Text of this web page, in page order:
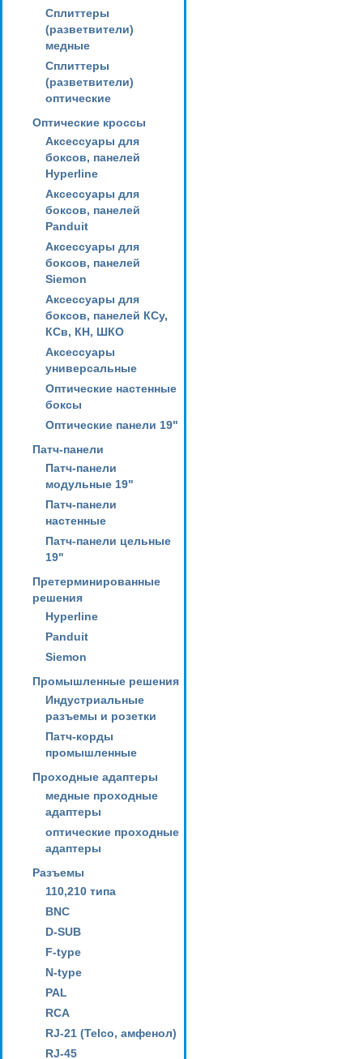
Сплиттеры
(разветвители)
медные
Сплиттеры
(разветвители)
оптические
Оптические кроссы
Аксессуары для
боксов, панелей
Hyperline
Аксессуары для
боксов, панелей
Panduit
Аксессуары для
боксов, панелей
Siemon
Аксессуары для
боксов, панелей КСу,
КСв, КН, ШКО
Аксессуары
универсальные
Оптические настенные
боксы
Оптические панели 19"
Патч-панели
Патч-панели
модульные 19"
Патч-панели
настенные
Патч-панели цельные
19"
Претерминированные
решения
Hyperline
Panduit
Siemon
Промышленные решения
Индустриальные
разъемы и розетки
Патч-корды
промышленные
Проходные адаптеры
медные проходные
адаптеры
оптические проходные
адаптеры
Разъемы
110,210 типа
BNC
D-SUB
F-type
N-type
PAL
RCA
RJ-21 (Telco, амфенол)
RJ-45